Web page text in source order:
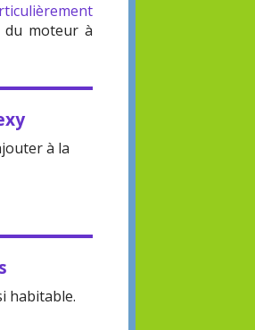
du moteur à
à la
habitable.